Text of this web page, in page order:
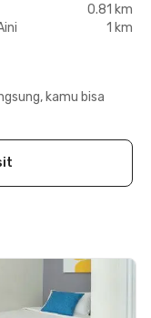
0.81 km
1 km
kamu bisa